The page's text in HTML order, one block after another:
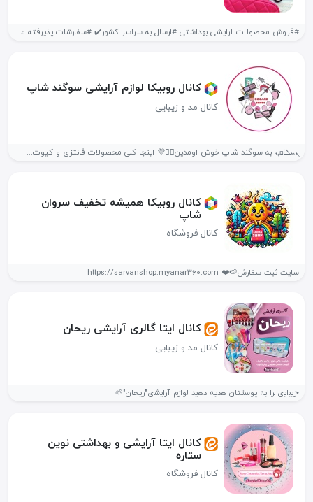
#فروش محصولات آرایشی بهداشتی #ارسال به سراسر کشور✔️ #سفارشات پذیرفته میشود✔️ #هدف_ما_بهبود_کیفیت_زندگی_انسانهاست❤️
کانال روبیکا لوازم‌ آرایشی‌ سوگند شاپ
کانال مد و زیبایی
ܢܚܠߊ‌ܩܢ به سوگند شاپ خوش اومدین🙋‍♀️💜 اینجا کلی محصولات فانتزی و کیوت...
کانال روبیکا همیشه تخفیف سروان
شاپ
کانال فروشگاه
سایت ثبت سفارش🍉❤️ https://sarvanshop.myanar360.com
کانال ایتا گالری آرایشی ریحان
کانال مد و زیبایی
•زی‍‌ب‍‌ای‍‌ی ‍را بہ پ‍‌وس‍‌تتان ه‍‌دیہ ده‍‌‌ی‍‌د ل‍‌وازم آرای‍‌ش‍‌ی"ريحان"🌱
کانال ایتا آرایشی و بهداشتی نوین
ستاره
کانال فروشگاه